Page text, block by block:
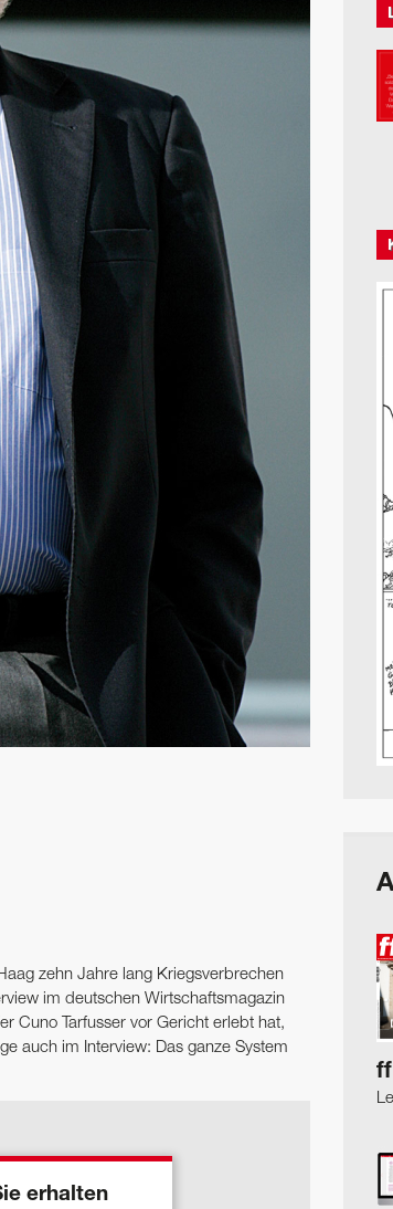
zehn Jahre lang Kriegsverbrechen
im deutschen Wirtschaftsmagazin
Cuno Tarfusser vor Gericht erlebt hat,
auch im Interview: Das ganze System
erhalten